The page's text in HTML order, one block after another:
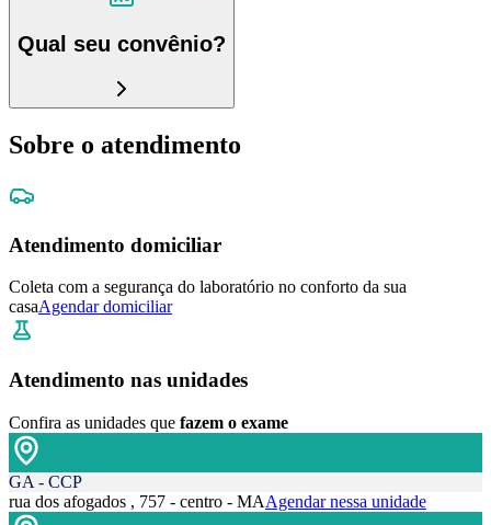
Qual seu convênio?
Sobre o atendimento
Atendimento domiciliar
Coleta com a segurança do laboratório no conforto da sua
casaAgendar domiciliar
Atendimento nas unidades
Confira as unidades que fazem o exame
GA - CCP
rua dos afogados , 757 - centro - MAAgendar nessa unidade